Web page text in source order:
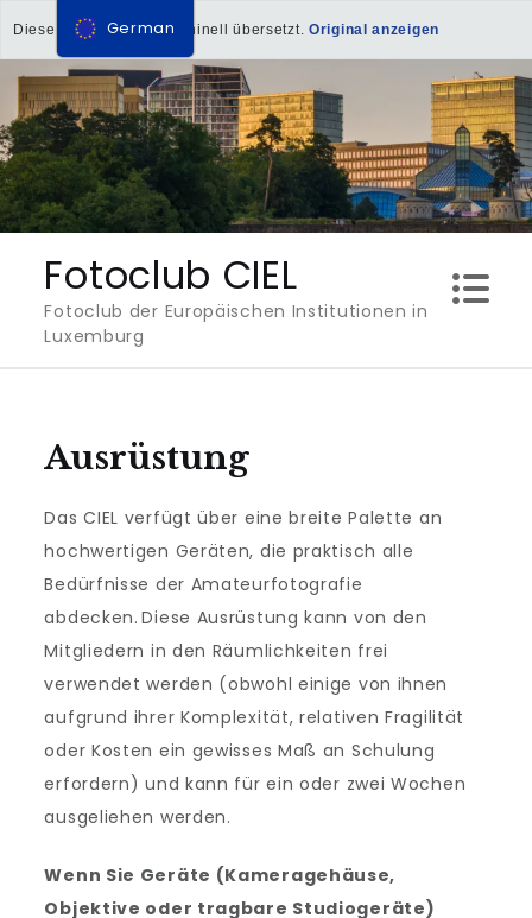
Diese Seite wurde maschinell übersetzt.Original anzeigen
Direkt
zum
Inhalt
Fotoclub CIEL
Fotoclub der Europäischen Institutionen in
Luxemburg
Ausrüstung
Das CIEL verfügt über eine breite Palette an
hochwertigen Geräten, die praktisch alle
Bedürfnisse der Amateurfotografie
abdecken. Diese Ausrüstung kann von den
Mitgliedern in den Räumlichkeiten frei
verwendet werden (obwohl einige von ihnen
aufgrund ihrer Komplexität, relativen Fragilität
oder Kosten ein gewisses Maß an Schulung
erfordern) und kann für ein oder zwei Wochen
ausgeliehen werden.
Wenn Sie Geräte (Kameragehäuse,
Objektive oder tragbare Studiogeräte)
German